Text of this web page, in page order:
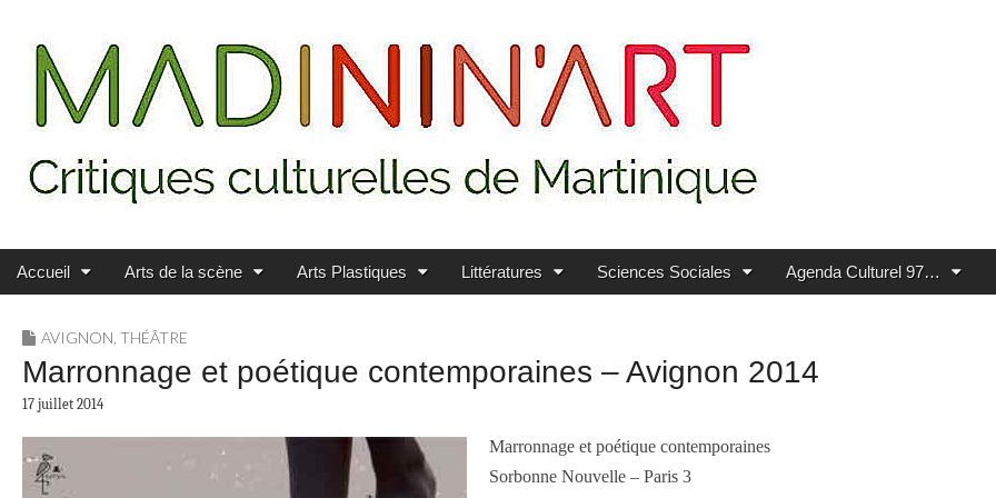
MADININ'ART
Main menu
Skip to content
Accueil Arts de la scène Arts Plastiques Littératures Sciences Sociales Agenda Culturel 97…
AVIGNON THÉÂTRE
Marronnage et poétique contemporaines – Avignon 2014
17 juillet 2014
Marronnage et poétique contemporaines
Sorbonne Nouvelle – Paris 3